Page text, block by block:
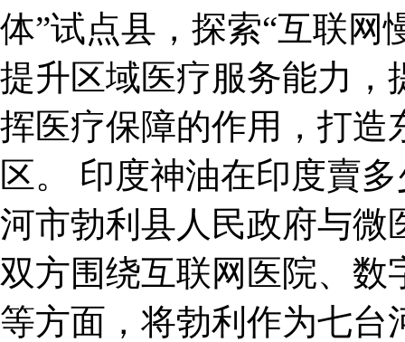
体”试点县，探索“互联网
提升区域医疗服务能力，
挥医疗保障的作用，打造
区。 印度神油在印度賣
河市勃利县人民政府与微
双方围绕互联网医院、数
等方面，将勃利作为七台